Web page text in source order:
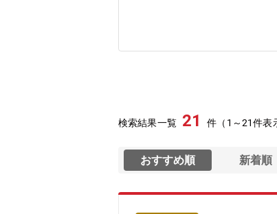
検索結果一覧 21 件（1～21件表
おすすめ順 新着順